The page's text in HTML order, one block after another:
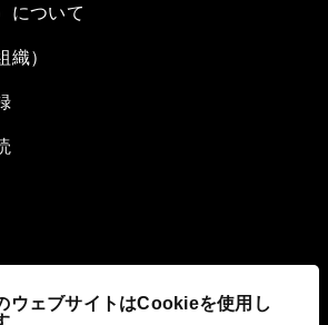
ウェブサイトはCookieを使用し
について
）
取り組み